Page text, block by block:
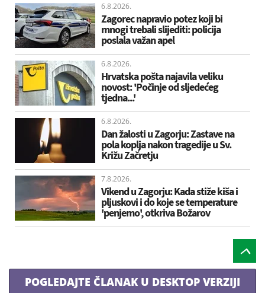
6.8.2026.
Zagorec napravio potez koji bi
mnogi trebali slijediti: policija
poslala važan apel
6.8.2026.
Hrvatska pošta najavila veliku
novost: 'Počinje od sljedećeg
tjedna...'
6.8.2026.
Dan žalosti u Zagorju: Zastave na
pola koplja nakon tragedije u Sv.
Križu Začretju
7.8.2026.
Vikend u Zagorju: Kada stiže kiša i
pljuskovi i do koje se temperature
'penjemo', otkriva Božarov
POGLEDAJTE ČLANAK U DESKTOP VERZIJI